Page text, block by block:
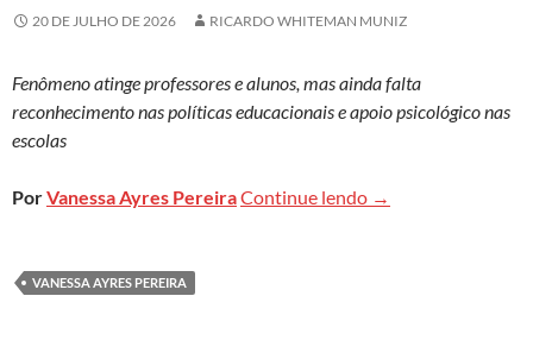
20 DE JULHO DE 2026 RICARDO WHITEMAN MUNIZ
Fenômeno atinge professores e alunos, mas ainda falta
reconhecimento nas políticas educacionais e apoio psicológico nas
escolas
PorVanessa Ayres PereiraContinue lendo Brasil tem um dos
→
VANESSA AYRES PEREIRA